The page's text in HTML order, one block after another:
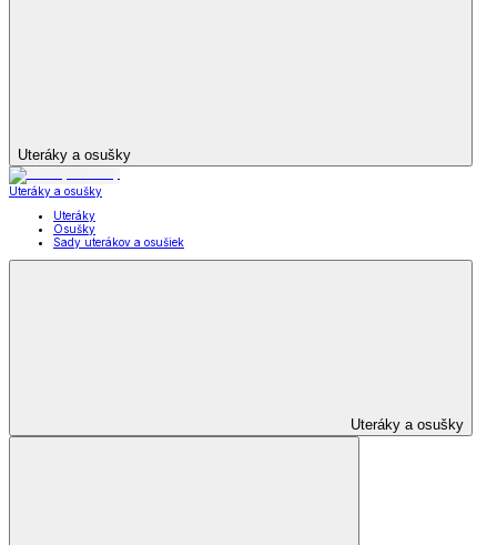
Uteráky a osušky
Uteráky a osušky
Uteráky
Osušky
Sady uterákov a osušiek
Uteráky a osušky